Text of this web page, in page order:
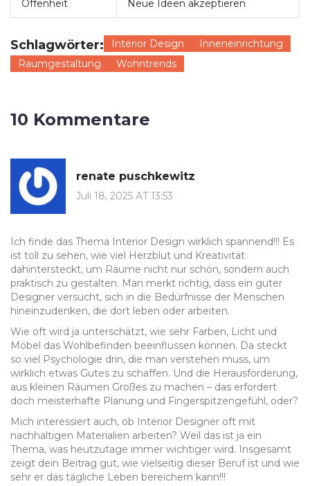
Offenheit Neue Ideen akzeptieren
Schlagwörter: Interior Design
Inneneinrichtung
Raumgestaltung
Wohntrends
10 Kommentare
renate puschkewitz
Juli 18, 2025 AT 13:53
Ich finde das Thema Interior Design wirklich spannend!!! Es
ist toll zu sehen, wie viel Herzblut und Kreativität
dahintersteckt, um Räume nicht nur schön, sondern auch
praktisch zu gestalten. Man merkt richtig, dass ein guter
Designer versucht, sich in die Bedürfnisse der Menschen
hineinzudenken, die dort leben oder arbeiten.
Wie oft wird ja unterschätzt, wie sehr Farben, Licht und
Möbel das Wohlbefinden beeinflussen können. Da steckt
so viel Psychologie drin, die man verstehen muss, um
wirklich etwas Gutes zu schaffen. Und die Herausforderung,
aus kleinen Räumen Großes zu machen – das erfordert
doch meisterhafte Planung und Fingerspitzengefühl, oder?
Mich interessiert auch, ob Interior Designer oft mit
nachhaltigen Materialien arbeiten? Weil das ist ja ein
Thema, was heutzutage immer wichtiger wird. Insgesamt
zeigt dein Beitrag gut, wie vielseitig dieser Beruf ist und wie
sehr er das tägliche Leben bereichern kann!!!